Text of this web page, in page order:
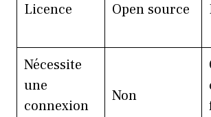
Licence Open source
Nécessite
une
connexion
Non